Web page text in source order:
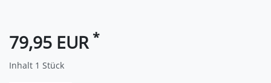
79,95 EUR *
Inhalt 1 Stück